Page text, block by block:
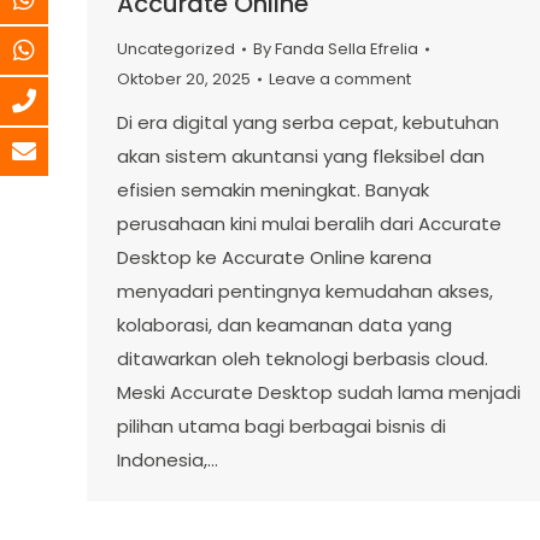
Uncategorized ByFanda Sella Efrelia
Oktober 20, 2025
Leave a comment
Di era digital yang serba cepat, kebutuhan
akan sistem akuntansi yang fleksibel dan
efisien semakin meningkat. Banyak
perusahaan kini mulai beralih dari Accurate
Desktop ke Accurate Online karena
menyadari pentingnya kemudahan akses,
kolaborasi, dan keamanan data yang
ditawarkan oleh teknologi berbasis cloud.
Meski Accurate Desktop sudah lama menjadi
pilihan utama bagi berbagai bisnis di
Indonesia,…